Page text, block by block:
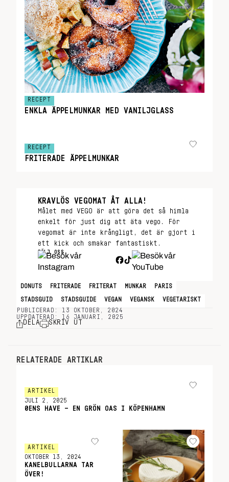
RECEPT
ENKLA ÄPPELMUNKAR MED VANILJGLASS
RECEPT
FRITERADE ÄPPELMUNKAR
KRAVLÖS VEGOMAT ÅT ALLA!
Målet med VEGO är att göra det så himla
enkelt för just dig att äta vego. För
vegomat är inte krångligt, det är gjort i
ett kick och smakar fantastiskt.
FÖLJ OSS
DONUTS FRITERADE FRITERAT MUNKAR PARIS
STADSGUID STADSGUIDE VEGAN VEGANSK
VEGETARISKT
PUBLICERAD: 13 OKTOBER, 2024
UPPDATERAD: 16 JANUARI, 2025
DELA SKRIV UT
RELATERADE ARTIKLAR
ARTIKEL
JULI 2, 2025
ØENS HAVE – EN GRÖN OAS I KÖPENHAMN
ARTIKEL
OKTOBER 13, 2024
KANELBULLARNA TAR
ÖVER!